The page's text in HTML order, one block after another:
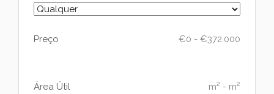
Preço €0 - €372.000
Área Útil m2 - m2